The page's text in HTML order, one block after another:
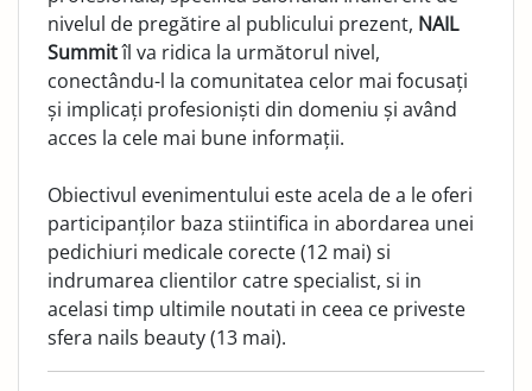
nivelul de pregătire al publicului prezent, NAIL
Summitîl va ridica la următorul nivel,
conectându-l la comunitatea celor mai focusați
și implicați profesioniști din domeniu și având
acces la cele mai bune informații.
Obiectivul evenimentului este acela de a le oferi
participanților baza stiintifica in abordarea unei
pedichiuri medicale corecte (12 mai) si
indrumarea clientilor catre specialist, si in
acelasi timp ultimile noutati in ceea ce priveste
sfera nails beauty (13 mai).